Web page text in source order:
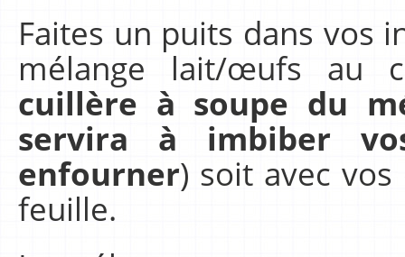
Faites un puits dans vos
mélange lait/œufs au
cuillère à soupe du
servira à imbiber
enfourner) soit avec
feuille.